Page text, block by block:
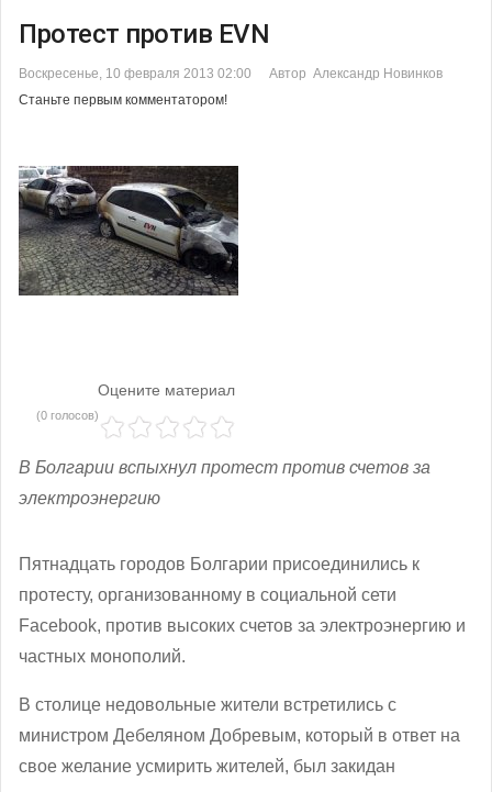
Протест против EVN
Воскресенье, 10 февраля 2013 02:00
Автор Александр Новинков
Станьте первым комментатором!
Оцените материал
(0 голосов)
В Болгарии вспыхнул протест против счетов за
электроэнергию
Пятнадцать городов Болгарии присоединились к
протесту, организованному в социальной сети
Facebook, против высоких счетов за электроэнергию и
частных монополий.
В столице недовольные жители встретились с
министром Дебеляном Добревым, который в ответ на
свое желание усмирить жителей, был закидан